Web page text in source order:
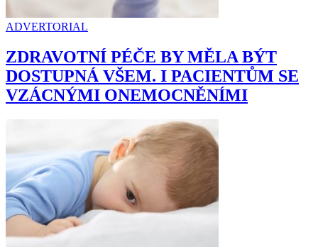
ADVERTORIAL
ZDRAVOTNÍ PÉČE BY MĚLA BÝT
DOSTUPNÁ VŠEM. I PACIENTŮM SE
VZÁCNÝMI ONEMOCNĚNÍMI